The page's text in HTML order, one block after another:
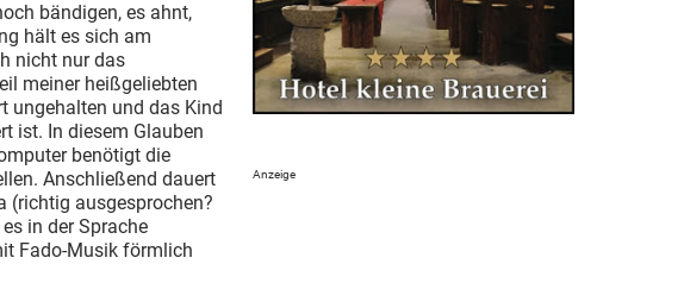
bändigen, es ahnt,
hält es sich am
nicht nur das
meiner heißgeliebten
ungehalten und das Kind
ist. In diesem Glauben
benötigt die
Anschließend dauert
(richtig ausgesprochen?
in der Sprache
Fado-Musik förmlich